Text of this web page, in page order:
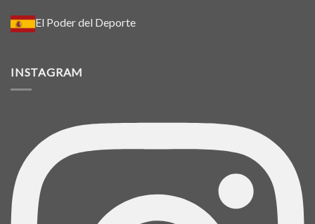
El Poder del Deporte
INSTAGRAM